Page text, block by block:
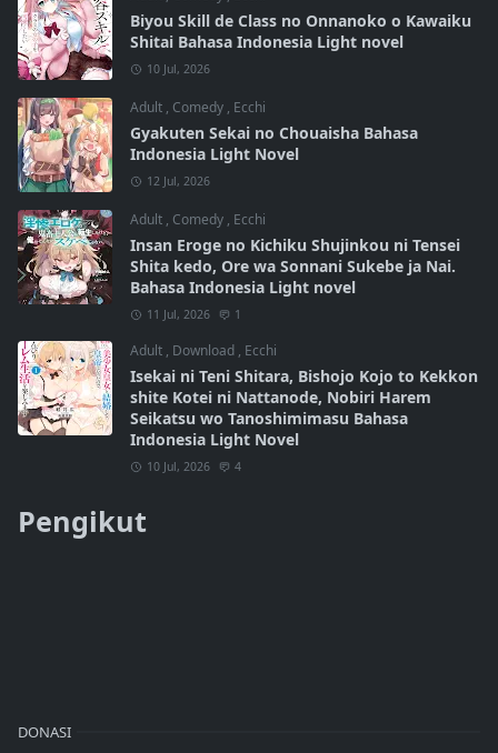
Biyou Skill de Class no Onnanoko o Kawaiku
Shitai Bahasa Indonesia Light novel
10 Jul, 2026
Adult , Comedy , Ecchi
Gyakuten Sekai no Chouaisha Bahasa
Indonesia Light Novel
12 Jul, 2026
Adult , Comedy , Ecchi
Insan Eroge no Kichiku Shujinkou ni Tensei
Shita kedo, Ore wa Sonnani Sukebe ja Nai.
Bahasa Indonesia Light novel
11 Jul, 2026 1
Adult , Download , Ecchi
Isekai ni Teni Shitara, Bishojo Kojo to Kekkon
shite Kotei ni Nattanode, Nobiri Harem
Seikatsu wo Tanoshimimasu Bahasa
Indonesia Light Novel
10 Jul, 2026 4
Pengikut
DONASI